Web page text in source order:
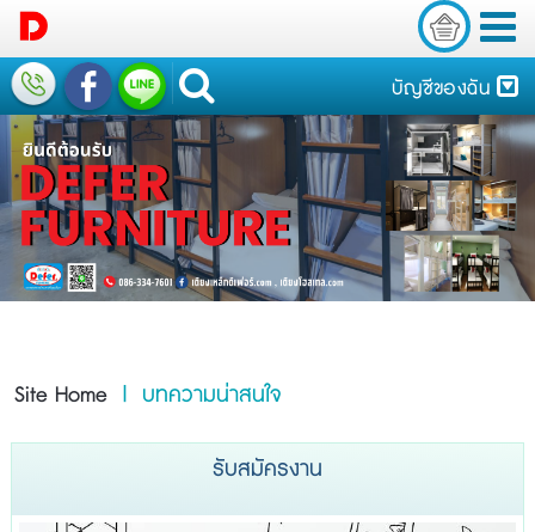
บัญชีของฉัน
Site Home | บทความน่าสนใจ
รับสมัครงาน